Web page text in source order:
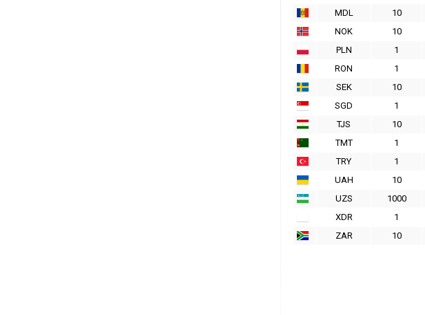
MDL
10
NOK
10
PLN
1
RON
1
SEK
10
SGD
1
TJS
10
TMT
1
TRY
1
UAH
10
UZS
1000
XDR
1
ZAR
10